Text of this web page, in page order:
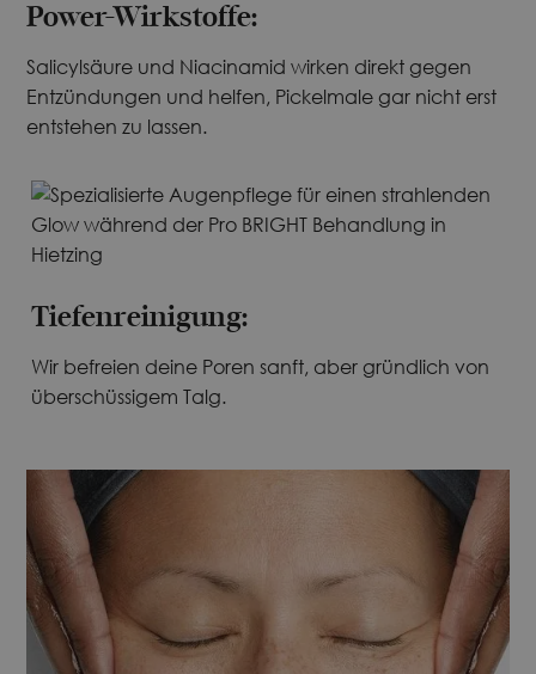
Power-Wirkstoffe:
Salicylsäure und Niacinamid wirken direkt gegen
Entzündungen und helfen, Pickelmale gar nicht erst
entstehen zu lassen.
Tiefenreinigung:
Wir befreien deine Poren sanft, aber gründlich von
überschüssigem Talg.